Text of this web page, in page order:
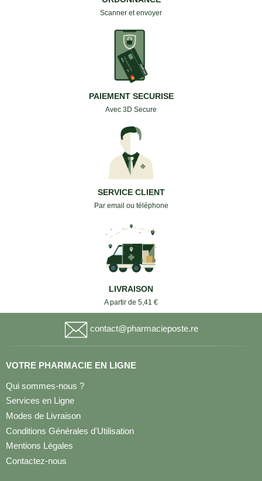
Scanner et envoyer
PAIEMENT SECURISE
Avec 3D Secure
SERVICE CLIENT
Par email ou téléphone
LIVRAISON
A partir de 5,41 €
contact@pharmacieposte.re
VOTRE PHARMACIE EN LIGNE
Qui sommes-nous ?
Services en Ligne
Modes de Livraison
Conditions Générales d'Utilisation
Mentions Légales
Contactez-nous